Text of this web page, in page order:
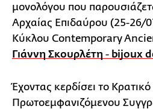
μονολόγου που
Αρχαίας Επιδαύρου (25-26/
Κύκλου Contemporary
Γιάννη Σκουρλέτη - bijoux
Έχοντας κερδίσει το
Πρωτοεμφανιζόμενου